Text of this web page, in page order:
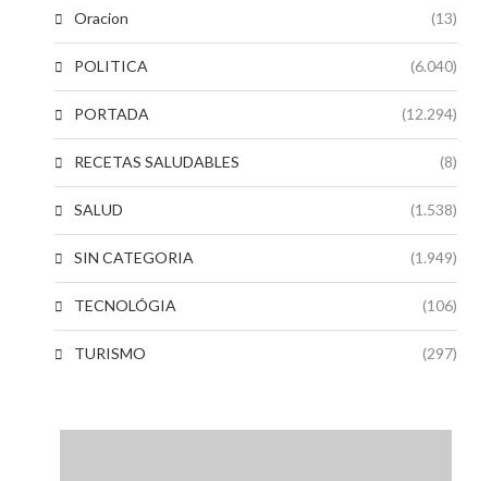
Oracion (13)
POLITICA (6.040)
PORTADA (12.294)
RECETAS SALUDABLES (8)
SALUD (1.538)
SIN CATEGORIA (1.949)
TECNOLÓGIA (106)
TURISMO (297)